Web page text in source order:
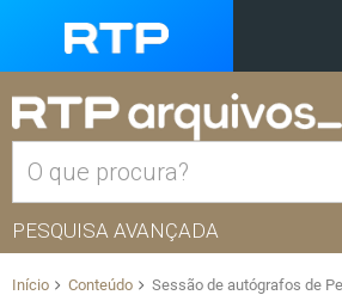
PESQUISA AVANÇADA
Início Conteúdo Sessão de autógrafos de